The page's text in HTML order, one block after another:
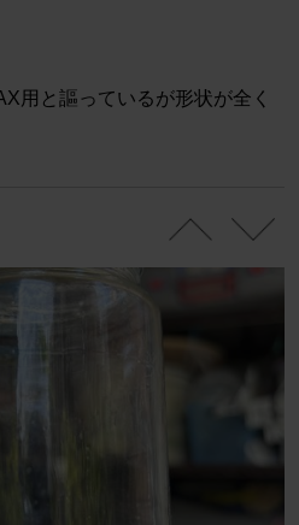
用と謳っているが形状が全く